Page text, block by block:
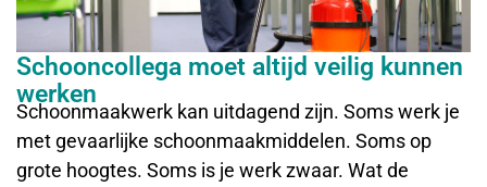
Schooncollega moet altijd veilig kunnen
werken
Schoonmaakwerk kan uitdagend zijn. Soms werk je
met gevaarlijke schoonmaakmiddelen. Soms op
grote hoogtes. Soms is je werk zwaar. Wat de